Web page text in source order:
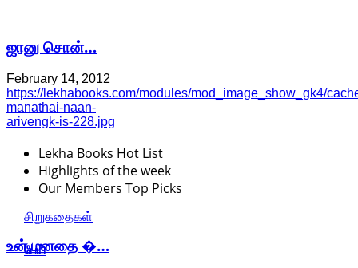
ஜானு சொன்…
February 14, 2012
https://lekhabooks.com/modules/mod_image_show_gk4/
manathai-naan-
arivengk-is-228.jpg
உன் மனதை �…
Lekha Books Hot List
Highlights of the week
Our Members Top Picks
சிறுகதைகள்
பேய்